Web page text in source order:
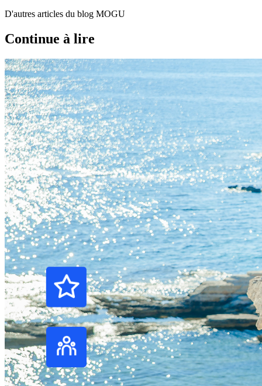
D'autres articles du blog MOGU
Continue à lire